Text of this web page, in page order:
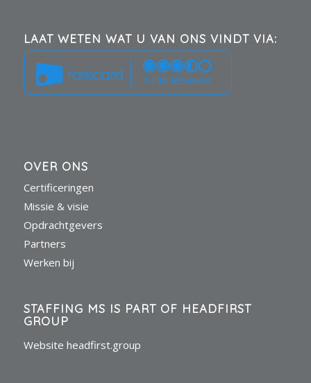
LAAT WETEN WAT U VAN ONS VINDT VIA:
1446 Reviews
OVER ONS
Certificeringen
Missie & visie
Opdrachtgevers
Partners
Werken bij
STAFFING MS IS PART OF HEADFIRST
GROUP
Website headfirst.group